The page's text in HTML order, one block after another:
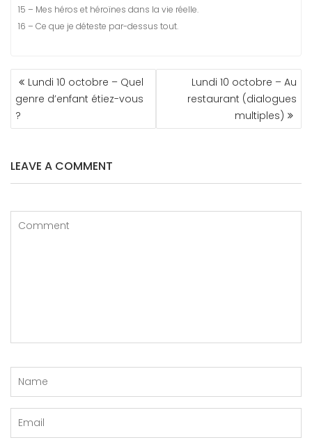
15 – Mes héros et héroïnes dans la vie réelle.
16 – Ce que je déteste par-dessus tout.
NAVIGATION
DE
L’ARTICLE
Lundi 10 octobre – Quel
genre d’enfant étiez-vous
?
Lundi 10 octobre – Au
restaurant (dialogues
multiples)
LEAVE A COMMENT